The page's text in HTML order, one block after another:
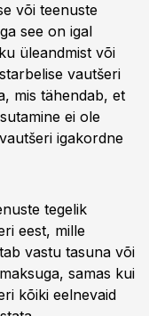
või teenuste
see on igal
üleandmist või
vautšeri
mis tähendab, et
ei ole
igakordne
tegelik
eest, mille
vastu tasuna või
samas kui
kõiki eelnevaid